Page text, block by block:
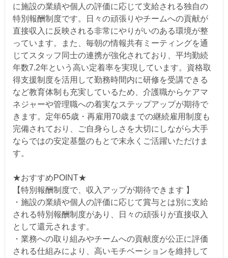
に施設の業績や個人の評価に応じて支給される独自の
特別報酬制度です。日々の頑張りやチームへの貢献が
直接収入に反映される非常にやりがいのある環境が整
っています。また、毎朝の情報共有ミーティングを通
じてスタッフ同士の連携が強化されており、平均勤続
年数7.2年という高い定着率を実現しています。資格取
得支援制度を活用して勤務時間内に研修を受講できる
など教育体制も充実しているため、介護職からケアマ
ネジャーや管理職への着実なステップアップが期待で
きます。定年65歳・再雇用70歳までの継続雇用制度も
完備されており、ご自身らしさを大切にしながら大手
ならではの安定基盤のもとで末永くご活躍いただけま
す。
★おすすめPOINT★
【特別報酬制度で、収入アップが期待できます 】
・施設の業績や個人の評価に応じて賞与とは別に支給
される特別報酬制度があり、日々の頑張りが直接収入
として還元されます。
・業務への取り組みやチームへの貢献度が公正に評価
される仕組みにより、高いモチベーションを維持して